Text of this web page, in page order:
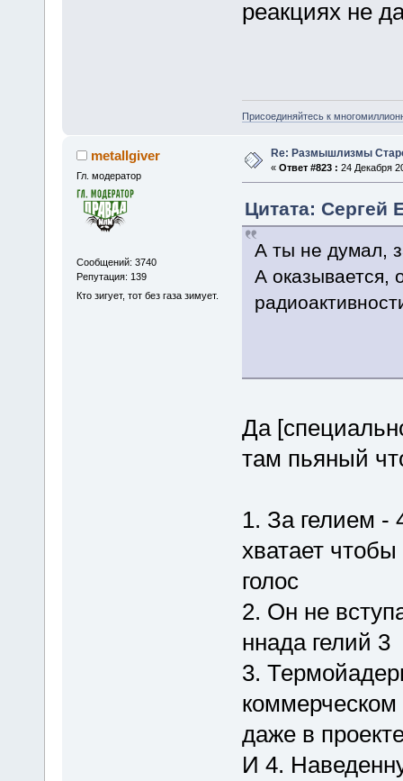
реакциях не
Присоединяйтесь к
metallgiver
Гл. модератор
Сообщений: 3740
Репутация: 139
Кто зигует, тот без газа зимует.
Re: Размышлизмы
« Ответ #823 : 24 Декабря
Цитата: Сергей
А ты не думал,
А оказывается,
Да
там пьяный
1. За гелием -
хватает
голос
2. Он не
ннада гелий 3
3.
даже в
И 4.